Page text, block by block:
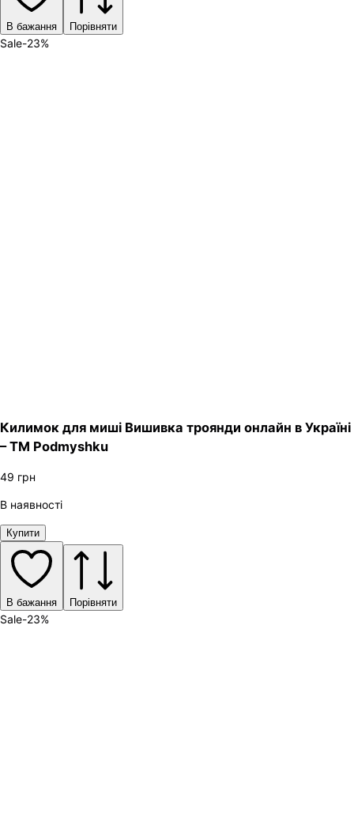
В бажання Порівняти
Sale-23%
Килимок для миші Вишивка троянди онлайн в Україні
– ТМ Podmyshku
49 грн
В наявності
Купити
В бажання Порівняти
Sale-23%